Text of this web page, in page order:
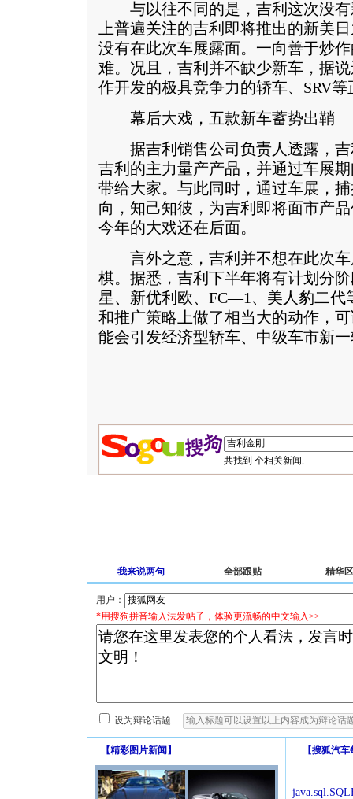
与以往不同的是，吉利这次没有
上普遍关注的吉利即将推出的新美
没有在此次车展露面。一向善于炒
难。况且，吉利并不缺少新车，据
作开发的极具竞争力的轿车、SRV
幕后大戏，五款新车蓄势出鞘
据吉利销售公司负责人透露，吉
吉利的主力量产产品，并通过车展
带给大家。与此同时，通过车展，
向，知己知彼，为吉利即将面市产
今年的大戏还在后面。
言外之意，吉利并不想在此次车
棋。据悉，吉利下半年将有计划分
星、新优利欧、FC—1、美人豹二代
和推广策略上做了相当大的动作，
能会引发经济型轿车、中级车市新
共找到 个相关新闻.
我来说两句 全部跟贴 精华区
用户：
*用搜狗拼音输入法发帖子，体验更流畅的中文输入>>
设为辩论话题
【精彩图片新闻 】 【搜狐汽车